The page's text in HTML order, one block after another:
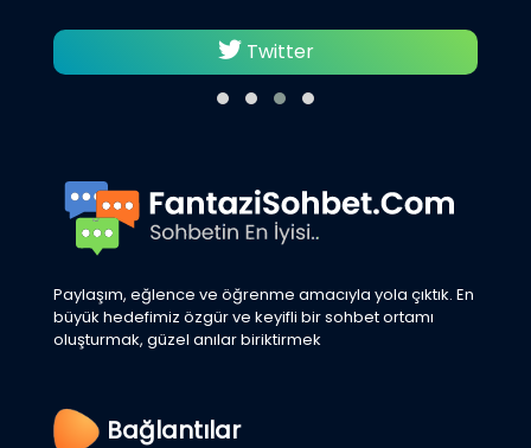
Twitter
Paylaşım, eğlence ve öğrenme amacıyla yola çıktık. En
büyük hedefimiz özgür ve keyifli bir sohbet ortamı
oluşturmak, güzel anılar biriktirmek
Bağlantılar